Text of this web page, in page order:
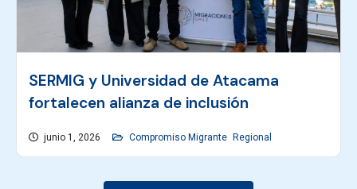
SERMIG y Universidad de Atacama
fortalecen alianza de inclusión
junio 1, 2026 Compromiso Migrante Regional